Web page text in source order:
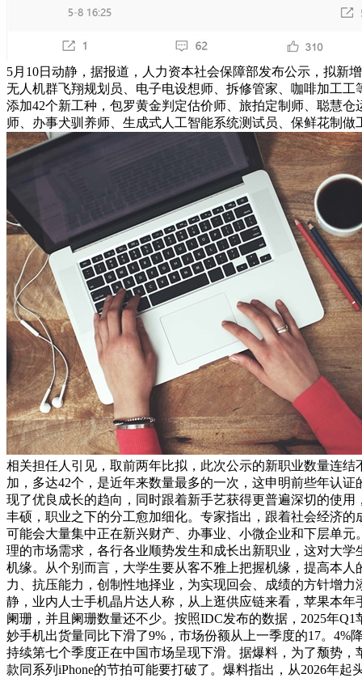
5月10日动静，据报道，人力资本社会保障部发布公示，拟新
无人机群飞翔规划员、电子电设想师、拆修管家、咖啡加工工
添加42个新工种，包罗黄金判定估价师、旅拍定制师、聪慧仓
师、办事犬驯养师、生成式人工智能系统测试员、保鲜花制做
相关担任人引见，取前两年比拟，此次公示的新职业数量连结
加，多达42个，是近年来数量最多的一次，这申明前些年认证
现了优良成长的趋向，同时跟着新手艺获得更普遍深切的使用
丰硕，职业之下的分工愈加细化。专家指出，跟着社会经济的
可能会大量集中正在新兴财产、办事业、小微企业和下层单元
理的市场需求，各行各业顺势发生和成长出新职业，这对大学
机缘。从个别而言，大学生要从客不雅上把握机缘，提高本人
力、抗压能力，创制性地择业，为实现回会、成绩的方针增力
静，业内人士手机晶片达人称，从上逛供应链来看，苹果本年
阑珊，并且阑珊数量还不少。按照IDC发布的数据，2025年Q1
妙手机出货量同比下滑了9%，市场份额从上一季度的17。4%
持续第七个季度正在中国市场呈现下滑。据爆料，为了颓势，
款同系列iPhone的节拍可能要打破了。爆料指出，从2026年起